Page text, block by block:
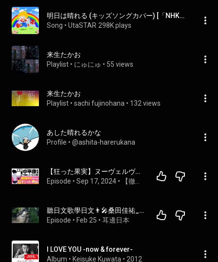
明日は晴れる (キッズソングカバー) [「NHK教育テレビ Eテレ おかあさんといっしょ」より] - Ashitawa Hareru (Kids Song Cover) [From "OKAASANTO ISSHO"]
Song • UtaSTAR 298K plays
来生たかお
Playlist • にゅにゅ • 55 views
来生たかお
Playlist • sachi fujinohana • 132 views
あした晴れるかな
Profile • @ashita-harerukana
【狂った果実】ヌーヴェルヴァーグに影響を与えた最後の“無頼派”・中平康の監督人生｜横浜の街を超オシャレに撮った映画『月曜日のユカ』【紅の翼】【泥だらけの純情】
Episode • Sep 17, 2024 •
聽日文歌學日文👨‍🎤桑田佳祐_明日晴れるかな（明天會放晴嗎）
Episode • Feb 25 • 耳邊日本
I LOVE YOU -now & forever-
Album • Keisuke Kuwata • 2012